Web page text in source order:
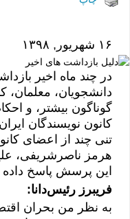
o
o
k
o
n
m
۱۶ شهریور, ۱۳۹۸
در چند ماه اخیر
دانشجویان، معلمان،
گوناگون بیشتر، و
کانون نویسندگان
تنی چند از اعضای
هرمز ناصرشریفی،
این پرسش پاسخ داده
فریبرز رئیس‌دانا:
به نظر من بحران